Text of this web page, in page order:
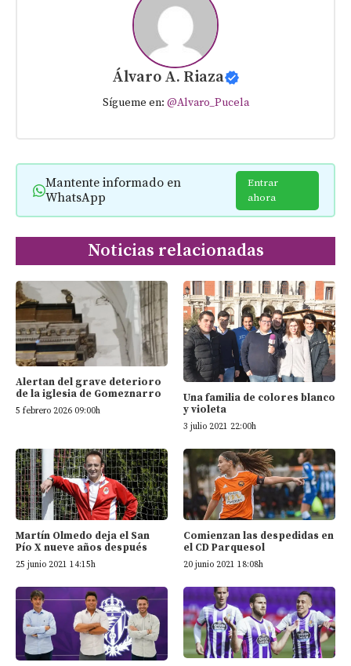
Álvaro A. Riaza
Sígueme en: @Alvaro_Pucela
Mantente informado en
WhatsApp
Entrar
ahora
Noticias relacionadas
Alertan del grave deterioro
de la iglesia de Gomeznarro
5 febrero 2026 09:00h
Una familia de colores blanco
y violeta
3 julio 2021 22:00h
Martín Olmedo deja el San
Pío X nueve años después
25 junio 2021 14:15h
Comienzan las despedidas en
el CD Parquesol
20 junio 2021 18:08h